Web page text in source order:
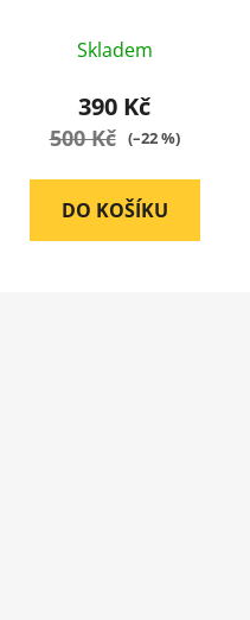
hodnocení
produktu
je
5
Skladem
390 Kč
500 Kč (–22 %)
DO KOŠÍKU